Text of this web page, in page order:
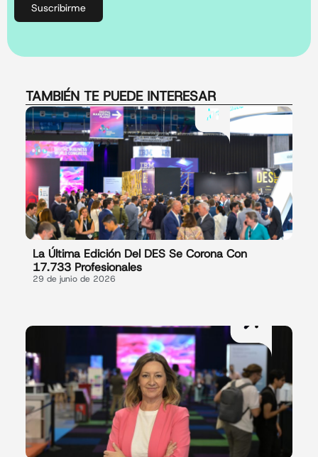
Suscribirme
TAMBIÉN TE PUEDE INTERESAR
La Última Edición Del DES Se Corona Con
17.733 Profesionales
29 de junio de 2026